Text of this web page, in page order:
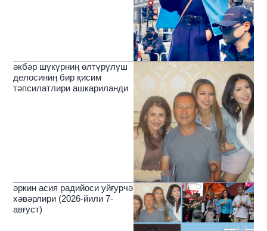
әкбәр шүкүрниң өлтүрүлүш
делосиниң бир қисим
тәпсилатлири ашкариланди
әркин асия радийоси уйғурчә
хәвәрлири (2026-йили 7-
авғуст)